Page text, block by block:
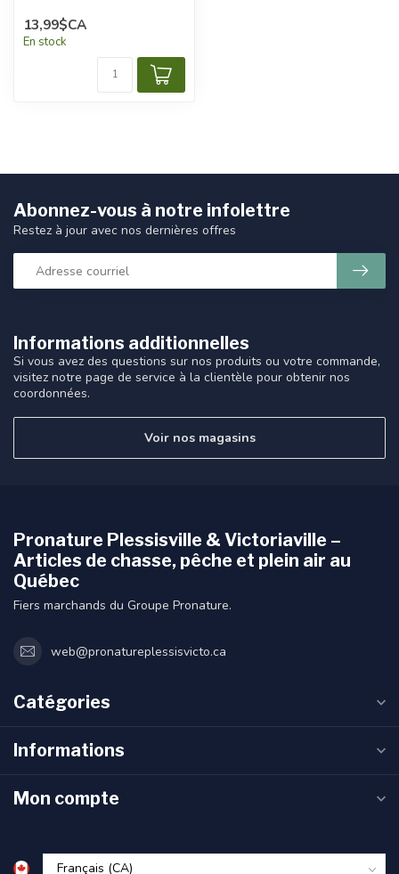
13,99$CA
En stock
Informations additionnelles
Si vous avez des questions sur nos produits ou votre commande,
visitez notre page de service à la clientèle pour obtenir nos
coordonnées.
Voir nos magasins
Abonnez-vous à notre infolettre
Restez à jour avec nos dernières offres
Pronature Plessisville & Victoriaville –
Articles de chasse, pêche et plein air au
Québec
Fiers marchands du Groupe Pronature.
web@pronatureplessisvicto.ca
Catégories
Informations
Mon compte